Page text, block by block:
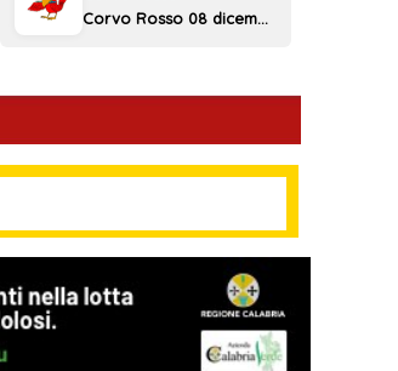
Corvo Rosso 08 dicembre 2025